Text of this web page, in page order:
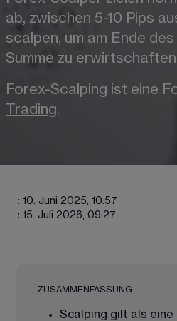
ab, zwischen 5-10 Pips
scalpen, um am Ende
Summe zu
Forex-Scalping ist eine
Trading.
: 10. Juni 2025, 10:57
: 15. Juli 2026, 09:27
ZUSAMMENFASSUNG
Scalping gilt als eine